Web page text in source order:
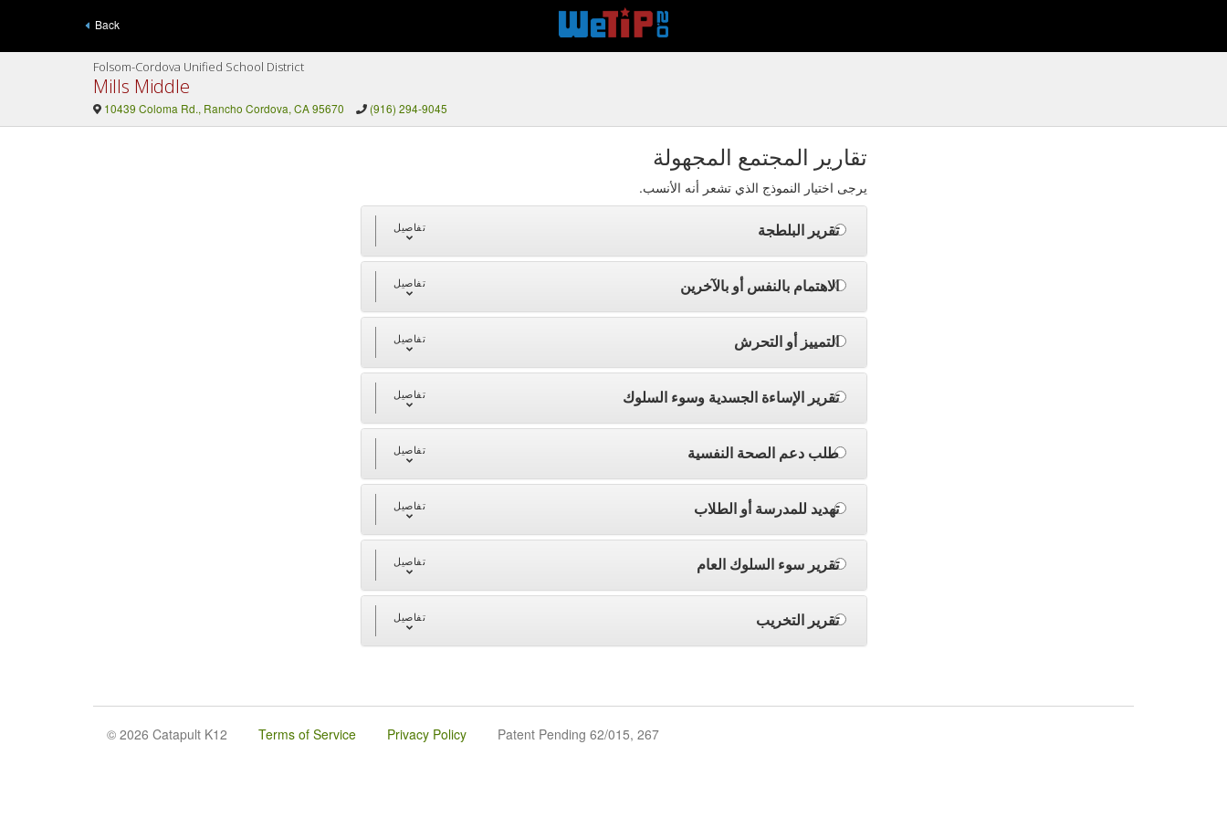
Back
Folsom-Cordova Unified School District
Mills Middle
10439 Coloma Rd., Rancho Cordova, CA 95670 (916) 294-9045
تقارير المجتمع المجهولة
يرجى اختيار النموذج الذي تشعر أنه الأنسب.
تقرير البلطجة تفاصيل
الاهتمام بالنفس أو بالآخرين تفاصيل
التمييز أو التحرش تفاصيل
تقرير الإساءة الجسدية وسوء السلوك تفاصيل
طلب دعم الصحة النفسية تفاصيل
تهديد للمدرسة أو الطلاب تفاصيل
تقرير سوء السلوك العام تفاصيل
تقرير التخريب تفاصيل
© 2026 Catapult K12 Terms of Service Privacy Policy Patent Pending 62/015, 267